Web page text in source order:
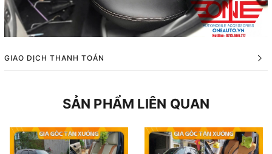
GIAO DỊCH THANH TOÁN
SẢN PHẨM LIÊN QUAN